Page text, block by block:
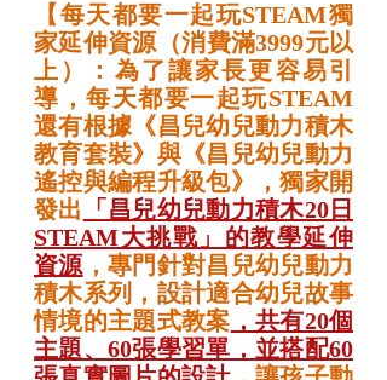
【每天都要一起玩STEAM獨
家延伸資源（消費滿3999元以
上）：為了讓家長更容易引
導，每天都要一起玩STEAM
還有根據《昌兒幼兒動力積木
教育套裝》與《昌兒幼兒動力
遙控與編程升級包》，獨家開
發出
「昌兒幼兒動力積木20日
STEAM大挑戰」的教學延伸
資源 ，專門針對昌兒幼兒動力
積木系列，設計適合幼兒故事
情境的主題式教案 ，共有20個
主題、60張學習單，並搭配60